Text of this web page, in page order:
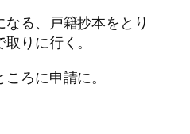
る、戸籍抄本をとり
りに行く。
ろに申請に。